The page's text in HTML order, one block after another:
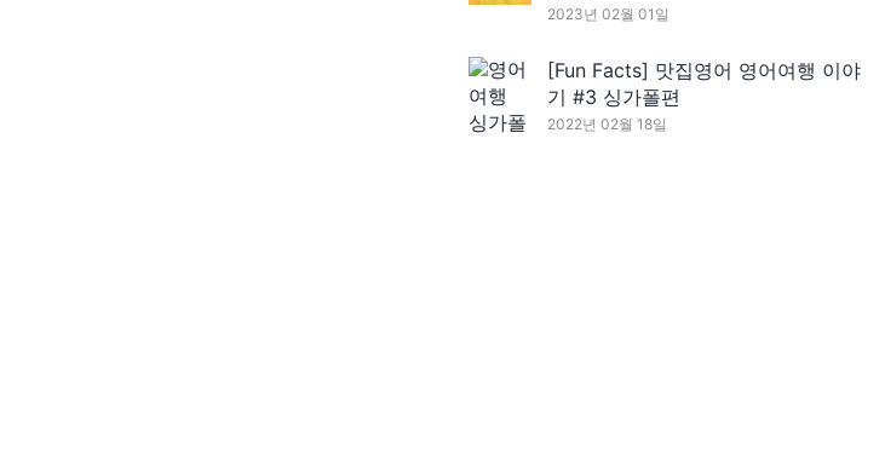
2023년 02월 01일
[Fun Facts] 맛집영어 영어여행 이야
기 #3 싱가폴편
2022년 02월 18일